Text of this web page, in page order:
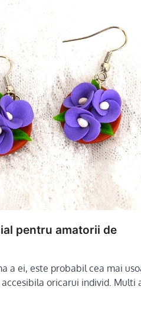
pentru amatorii de
a ei, este probabil cea mai
oricarui individ. Multi